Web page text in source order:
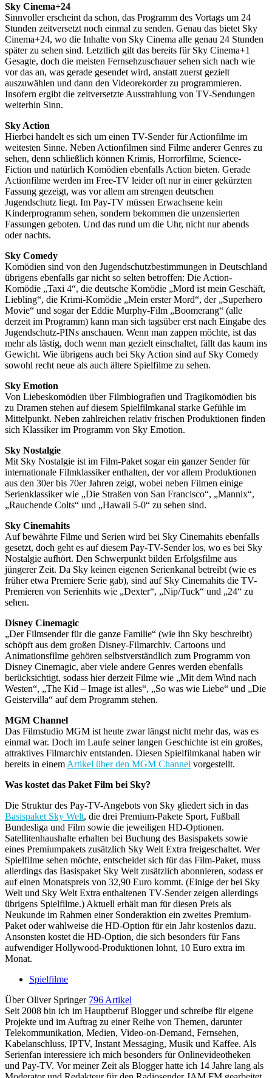
Sky Cinema+24
Sinnvoller erscheint da schon, das Programm des Vortags um 24
Stunden zeitversetzt noch einmal zu senden. Genau das bietet Sky
Cinema+24, wo die Inhalte von Sky Cinema alle genau 24 Stunden
später zu sehen sind. Letztlich gilt das bereits für Sky Cinema+1
Gesagte, doch die meisten Fernsehzuschauer sehen sich nach wie
vor das an, was gerade gesendet wird, anstatt zuerst gezielt
auszuwählen und dann den Videorekorder zu programmieren.
Insofern ergibt die zeitversetzte Ausstrahlung von TV-Sendungen
weiterhin Sinn.
Sky Action
Hierbei handelt es sich um einen TV-Sender für Actionfilme im
weitesten Sinne. Neben Actionfilmen sind Filme anderer Genres zu
sehen, denn schließlich können Krimis, Horrorfilme, Science-
Fiction und natürlich Komödien ebenfalls Action bieten. Gerade
Actionfilme werden im Free-TV leider oft nur in einer gekürzten
Fassung gezeigt, was vor allem am strengen deutschen
Jugendschutz liegt. Im Pay-TV müssen Erwachsene kein
Kinderprogramm sehen, sondern bekommen die unzensierten
Fassungen geboten. Und das rund um die Uhr, nicht nur abends
oder nachts.
Sky Comedy
Komödien sind von den Jugendschutzbestimmungen in Deutschland
übrigens ebenfalls gar nicht so selten betroffen: Die Action-
Komödie „Taxi 4“, die deutsche Komödie „Mord ist mein Geschäft,
Liebling“, die Krimi-Komödie „Mein erster Mord“, der „Superhero
Movie“ und sogar der Eddie Murphy-Film „Boomerang“ (alle
derzeit im Programm) kann man sich tagsüber erst nach Eingabe des
Jugendschutz-PINs anschauen. Wenn man zappen möchte, ist das
mehr als lästig, doch wenn man gezielt einschaltet, fällt das kaum ins
Gewicht. Wie übrigens auch bei Sky Action sind auf Sky Comedy
sowohl recht neue als auch ältere Spielfilme zu sehen.
Sky Emotion
Von Liebeskomödien über Filmbiografien und Tragikomödien bis
zu Dramen stehen auf diesem Spielfilmkanal starke Gefühle im
Mittelpunkt. Neben zahlreichen relativ frischen Produktionen finden
sich Klassiker im Programm von Sky Emotion.
Sky Nostalgie
Mit Sky Nostalgie ist im Film-Paket sogar ein ganzer Sender für
internationale Filmklassiker enthalten, der vor allem Produktionen
aus den 30er bis 70er Jahren zeigt, wobei neben Filmen einige
Serienklassiker wie „Die Straßen von San Francisco“, „Mannix“,
„Rauchende Colts“ und „Hawaii 5-0“ zu sehen sind.
Sky Cinemahits
Auf bewährte Filme und Serien wird bei Sky Cinemahits ebenfalls
gesetzt, doch geht es auf diesem Pay-TV-Sender los, wo es bei Sky
Nostalgie aufhört. Den Schwerpunkt bilden Erfolgsfilme aus
jüngerer Zeit. Da Sky keinen eigenen Serienkanal betreibt (wie es
früher etwa Premiere Serie gab), sind auf Sky Cinemahits die TV-
Premieren von Serienhits wie „Dexter“, „Nip/Tuck“ und „24“ zu
sehen.
Disney Cinemagic
„Der Filmsender für die ganze Familie“ (wie ihn Sky beschreibt)
schöpft aus dem großen Disney-Filmarchiv. Cartoons und
Animationsfilme gehören selbstverständlich zum Programm von
Disney Cinemagic, aber viele andere Genres werden ebenfalls
berücksichtigt, sodass hier derzeit Filme wie „Mit dem Wind nach
Westen“, „The Kid – Image ist alles“, „So was wie Liebe“ und „Die
Geistervilla“ auf dem Programm stehen.
MGM Channel
Das Filmstudio MGM ist heute zwar längst nicht mehr das, was es
einmal war. Doch im Laufe seiner langen Geschichte ist ein großes,
attraktives Filmarchiv entstanden. Diesen Spielfilmkanal haben wir
bereits in einem Artikel über den MGM Channel vorgestellt.
Was kostet das Paket Film bei Sky?
Die Struktur des Pay-TV-Angebots von Sky gliedert sich in das
Basispaket Sky Welt, die drei Premium-Pakete Sport, Fußball
Bundesliga und Film sowie die jeweiligen HD-Optionen.
Satellitenhaushalte erhalten bei Buchung des Basispakets sowie
eines Premiumpakets zusätzlich Sky Welt Extra freigeschaltet. Wer
Spielfilme sehen möchte, entscheidet sich für das Film-Paket, muss
allerdings das Basispaket Sky Welt zusätzlich abonnieren, sodass er
auf einen Monatspreis von 32,90 Euro kommt. (Einige der bei Sky
Welt und Sky Welt Extra enthaltenen TV-Sender zeigen allerdings
übrigens Spielfilme.) Aktuell erhält man für diesen Preis als
Neukunde im Rahmen einer Sonderaktion ein zweites Premium-
Paket oder wahlweise die HD-Option für ein Jahr kostenlos dazu.
Ansonsten kostet die HD-Option, die sich besonders für Fans
aufwendiger Hollywood-Produktionen lohnt, 10 Euro extra im
Monat.
Spielfilme
Über Oliver Springer 796 Artikel
Seit 2008 bin ich im Hauptberuf Blogger und schreibe für eigene
Projekte und im Auftrag zu einer Reihe von Themen, darunter
Telekommunikation, Medien, Video-on-Demand, Fernsehen,
Kabelanschluss, IPTV, Instant Messaging, Musik und Kaffee. Als
Serienfan interessiere ich mich besonders für Onlinevideotheken
und Pay-TV. Vor meiner Zeit als Blogger hatte ich 14 Jahre lang als